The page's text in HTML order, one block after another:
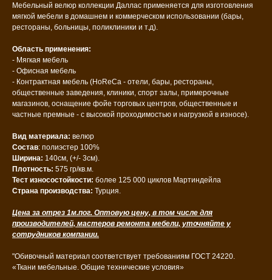
Мебельный велюр коллекции Даллас применяется для изготовления
мягкой мебели в домашнем и коммерческом использовании (бары,
рестораны, больницы, поликлиники и т.д).
Область применения:
- Мягкая мебель
- Офисная мебель
- Контрактная мебель (HoReCa - отели, бары, рестораны,
общественные заведения, клиники, спорт залы, примерочные
магазинов, оснащение фойе торговых центров, общественные и
частные премные - с высокой проходимостью и нагрузкой в износе).
Вид материала: велюр
Состав: полиэстер 100%
Ширина: 140см, (+/- 3см).
Плотность: 575 гр/кв.м.
Тест износостойкости: более 125 000 циклов Мартиндейла
Страна производства: Турция.
Цена за отрез 1м.пог. Оптовую цену, в том числе для
производителей, мастеров ремонта мебели, уточняйте у
сотрудников компании.
"Обивочный материал соответствует требованиям ГОСТ 24220.
«Ткани мебельные. Общие технические условия»